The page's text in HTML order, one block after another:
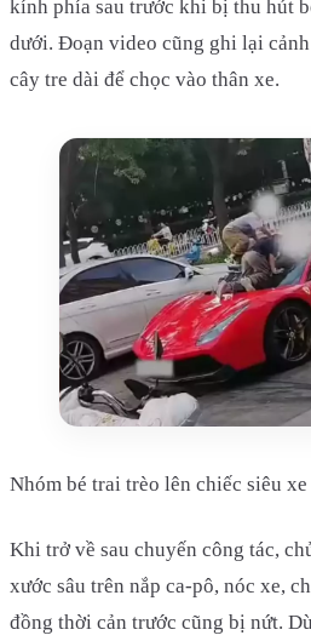
kính phía sau trước khi bị thu hút
dưới. Đoạn video cũng ghi lại
cây tre dài để chọc vào thân xe.
Nhóm bé trai trèo lên chiếc siêu
Khi trở về sau chuyến công tác,
xước sâu trên nắp ca-pô, nóc xe,
đồng thời cản trước cũng bị nứt.